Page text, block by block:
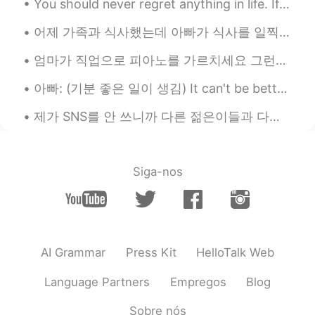
You should never regret anything in life. If it's good, it's wonderful. If it's bad, it is expe...
어제 가족과 식사했는데 아빠가 식사를 일찍 마치고 방 나가는데 불을 끄셨어요 언니: 아이 아빠!! 우린 아직 먹고 있잖아!! 아빠: 어두운데서 식사하는 게 좋아. 너무 밝으...
엄마가 직업으로 피아노를 가르치세요 그런데 그냥 피아노 선생님이 아니라 음악 치료사니까 주로 다른 선생님들이 피아노 학생으로 잘 안 받아주는 사람들을 가르치세요 (장애인, 양...
아빠: (기분 좋은 일이 생김) It can't be better. 나: 아빠 내가 저번에 가르쳐줬잖아. 그게 아니고 'It can't get any better than t...
제가 SNS를 안 쓰니까 다른 젊은이들과 다른 점 여러개 있는 거 같지만 분명한 차이 하나는 사진을 비교적으로 많이 안 찍는거에요 미국에서 젊은 10대, 20대초반들이 제일 ...
Siga-nos
AI Grammar Press Kit HelloTalk Web
Language Partners Empregos Blog
Sobre nós